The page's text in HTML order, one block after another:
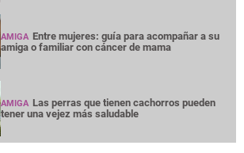
AMIGA Entre mujeres: guía para acompañar a su
amiga o familiar con cáncer de mama
AMIGA Las perras que tienen cachorros pueden
tener una vejez más saludable